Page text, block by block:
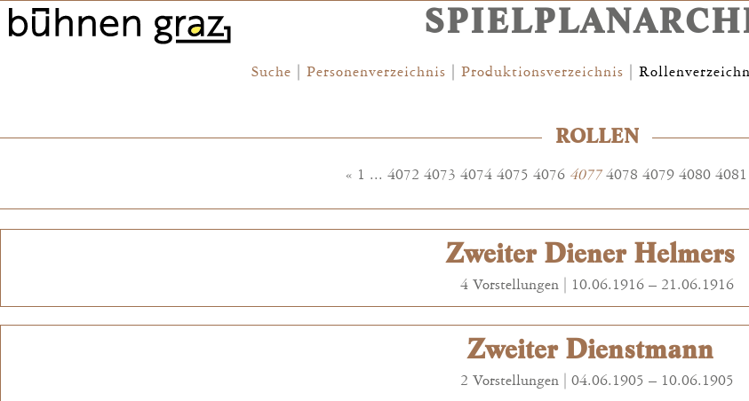
Suche Personenverzeichnis Produktionsverzeichnis
ROLLEN
« 1 ... 4072 4073 4074 4075 4076 4077 4078 4079 4080 4081
Zweiter Diener Helmers
4 Vorstellungen | 10.06.1916 – 21.06.1916
Zweiter Dienstmann
2 Vorstellungen | 04.06.1905 – 10.06.1905